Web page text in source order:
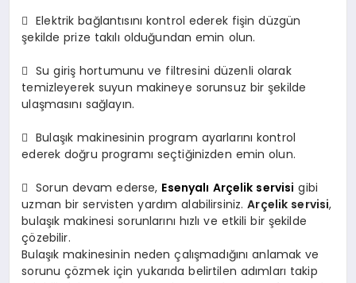
 Elektrik bağlantısını kontrol ederek fişin düzgün
şekilde prize takılı olduğundan emin olun.
 Su giriş hortumunu ve filtresini düzenli olarak
temizleyerek suyun makineye sorunsuz bir şekilde
ulaşmasını sağlayın.
 Bulaşık makinesinin program ayarlarını kontrol
ederek doğru programı seçtiğinizden emin olun.
 Sorun devam ederse, Esenyalı Arçelik servisi gibi
uzman bir servisten yardım alabilirsiniz.Arçelik servisi,
bulaşık makinesi sorunlarını hızlı ve etkili bir şekilde
çözebilir.
Bulaşık makinesinin neden çalışmadığını anlamak ve
sorunu çözmek için yukarıda belirtilen adımları takip